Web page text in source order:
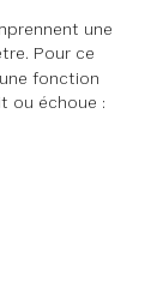
une
Pour ce
fonction
ou échoue :